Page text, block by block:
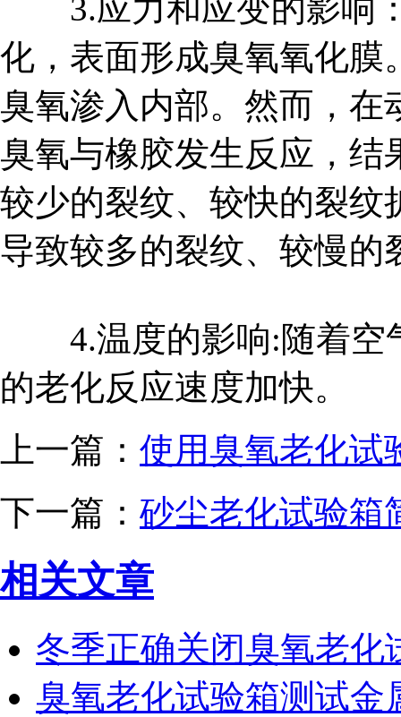
3.应力和应变的影响：
化，表面形成臭氧氧化膜
臭氧渗入内部。然而，在
臭氧与橡胶发生反应，结
较少的裂纹、较快的裂纹
导致较多的裂纹、较慢的
4.温度的影响:随着空
的老化反应速度加快。
上一篇： 使用臭氧老化试
下一篇： 砂尘老化试验箱
相关文章
冬季正确关闭臭氧老化
臭氧老化试验箱测试金